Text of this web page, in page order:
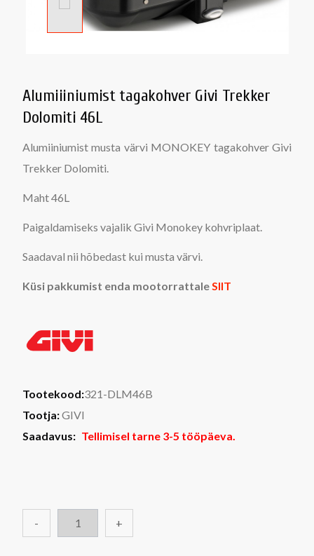
Alumiiiniumist tagakohver Givi Trekker
Dolomiti 46L
Alumiiniumist musta värvi MONOKEY tagakohver Givi
Trekker Dolomiti.
Maht 46L
Paigaldamiseks vajalik Givi Monokey kohvriplaat.
Saadaval nii hõbedast kui musta värvi.
Küsi pakkumist enda mootorrattaleSIIT
Tootekood:321-DLM46B
Tootja:GIVI
Saadavus: Tellimisel tarne 3-5 tööpäeva.
- +